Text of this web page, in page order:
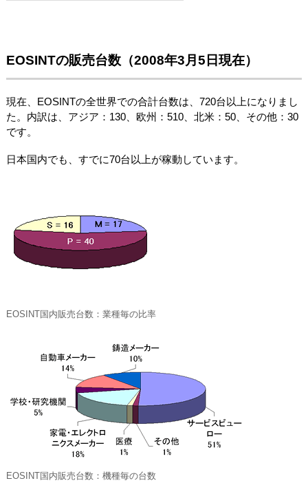
EOSINTの販売台数（2008年3月5日現在）
現在、EOSINTの全世界での合計台数は、720台以上になりまし
た。内訳は、アジア：130、欧州：510、北米：50、その他：30
です。
日本国内でも、すでに70台以上が稼動しています。
EOSINT国内販売台数：業種毎の比率
EOSINT国内販売台数：機種毎の台数